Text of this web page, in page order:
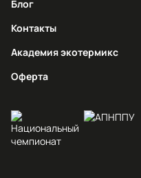
Блог
Контакты
Академия экотермикс
Оферта